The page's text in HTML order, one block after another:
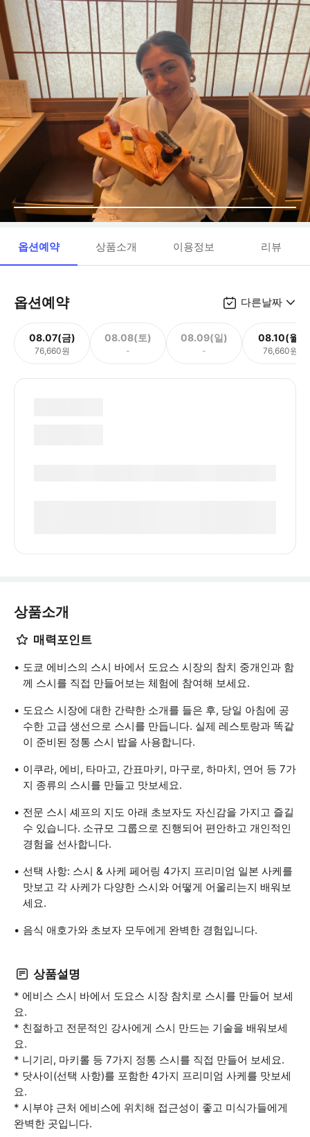
옵션예약 상품소개 이용정보 리뷰
옵션예약 다른날짜
08.07(금)
76,660원
08.08(토)
-
08.09(일)
-
08.10(월)
76,660원
상품소개
매력포인트
도쿄 에비스의 스시 바에서 도요스 시장의 참치 중개인과 함
께 스시를 직접 만들어보는 체험에 참여해 보세요.
도요스 시장에 대한 간략한 소개를 들은 후, 당일 아침에 공
수한 고급 생선으로 스시를 만듭니다. 실제 레스토랑과 똑같
이 준비된 정통 스시 밥을 사용합니다.
이쿠라, 에비, 타마고, 간표마키, 마구로, 하마치, 연어 등 7가
지 종류의 스시를 만들고 맛보세요.
전문 스시 셰프의 지도 아래 초보자도 자신감을 가지고 즐길
수 있습니다. 소규모 그룹으로 진행되어 편안하고 개인적인
경험을 선사합니다.
선택 사항: 스시 & 사케 페어링 4가지 프리미엄 일본 사케를
맛보고 각 사케가 다양한 스시와 어떻게 어울리는지 배워보
세요.
음식 애호가와 초보자 모두에게 완벽한 경험입니다.
상품설명
* 에비스 스시 바에서 도요스 시장 참치로 스시를 만들어 보세
요.
* 친절하고 전문적인 강사에게 스시 만드는 기술을 배워보세
요.
* 니기리, 마키롤 등 7가지 정통 스시를 직접 만들어 보세요.
* 닷사이(선택 사항)를 포함한 4가지 프리미엄 사케를 맛보세
요.
* 시부야 근처 에비스에 위치해 접근성이 좋고 미식가들에게
완벽한 곳입니다.